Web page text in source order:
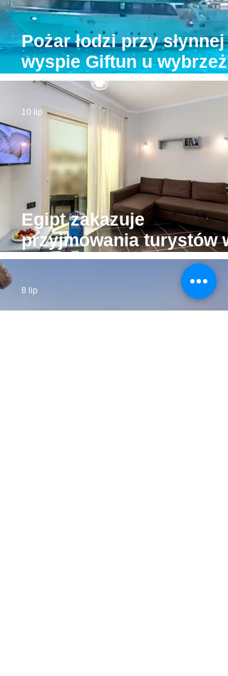
Pożar łodzi przy słynnej
wyspie Giftun u wybrzeży
Hurghady. Na pokładzie
było kilkunastu turystów
Egipt zakazuje
przyjmowania turystów w
apartamentach bez
10 lip
8 lip